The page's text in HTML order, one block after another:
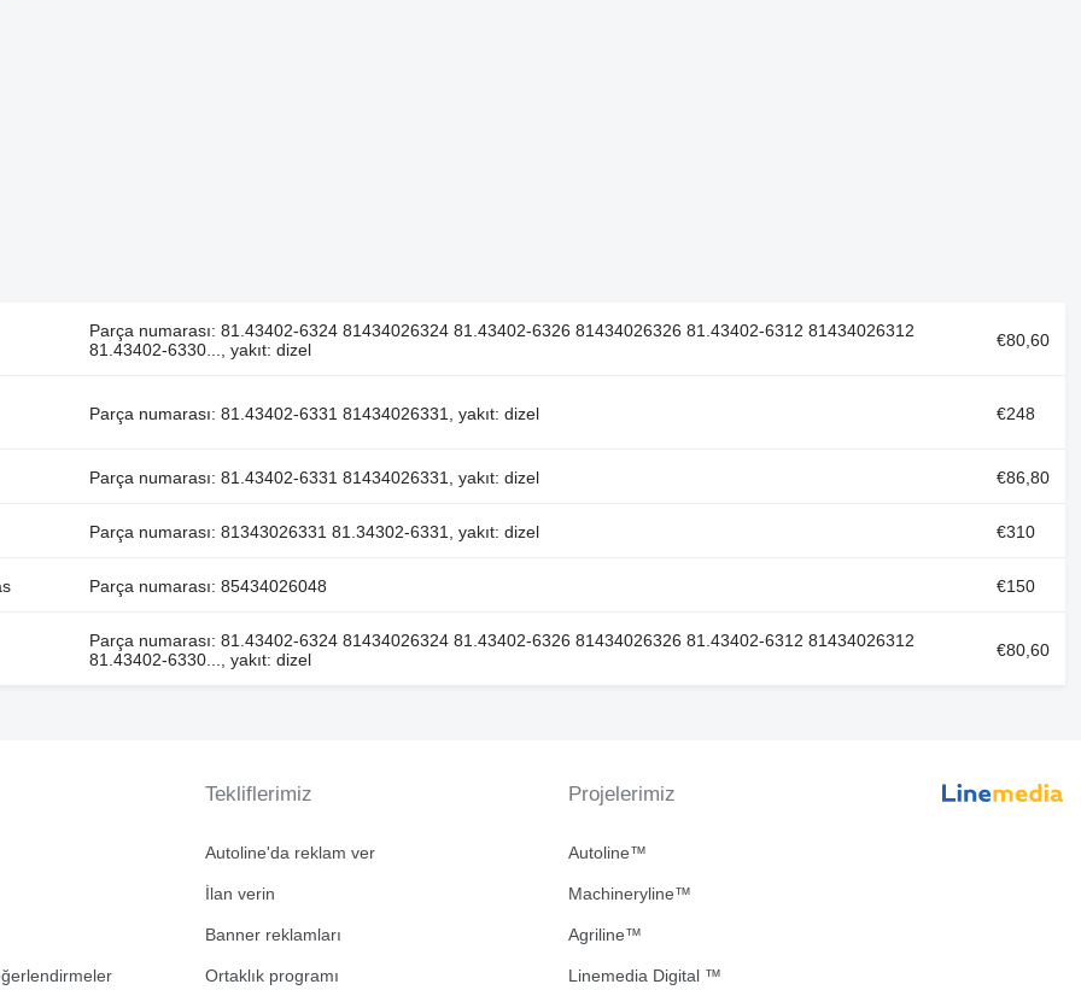
Parça numarası: 81.43402-6324 81434026324 81.43402-6326 81434026326 81.43402-6312 81434026312
81.43402-6330..., yakıt: dizel
€80,60
Parça numarası: 81.43402-6331 81434026331, yakıt: dizel €248
Parça numarası: 81.43402-6331 81434026331, yakıt: dizel €86,80
Parça numarası: 81343026331 81.34302-6331, yakıt: dizel €310
Parça numarası: 85434026048 €150
Parça numarası: 81.43402-6324 81434026324 81.43402-6326 81434026326 81.43402-6312 81434026312
81.43402-6330..., yakıt: dizel
€80,60
Tekliflerimiz
Autoline'da reklam ver
İlan verin
Banner reklamları
Ortaklık programı
Projelerimiz
Autoline™
Machineryline™
Agriline™
Linemedia Digital ™